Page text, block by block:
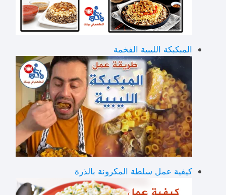
المبكبكة الليبية الفخمة
كيفية عمل سلطة المكرونة بالذرة